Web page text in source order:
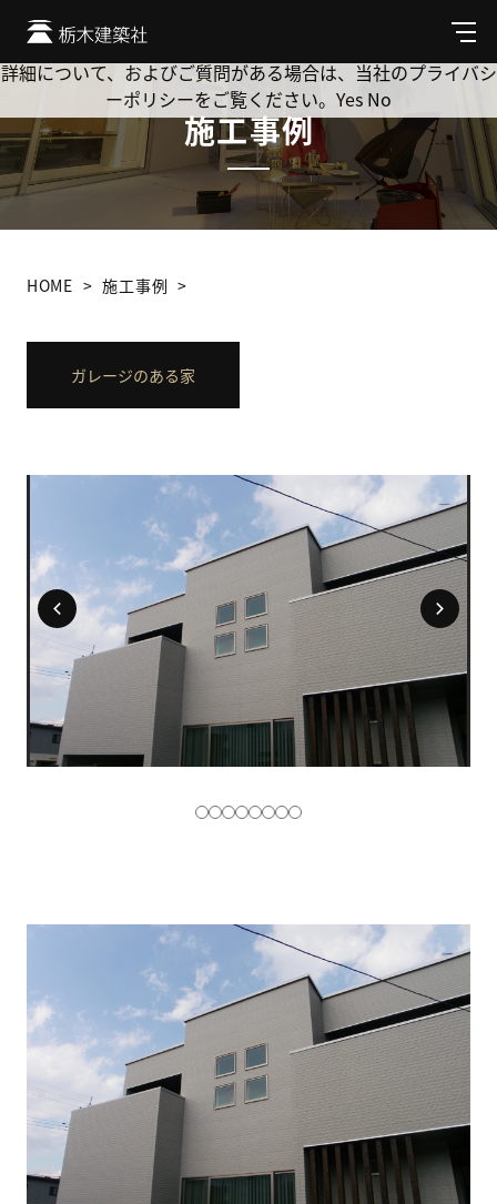
メ
ニ
ュ
施工事例
HOME 施工事例
ガレージのある家
Cookie を使用して、お客様の活動を追跡してもよろしいです
か? 当社ではお客様のプライバシーを極めて重視しています。
詳細について、およびご質問がある場合は、当社のプライバシ
ーポリシーをご覧ください。 Yes No